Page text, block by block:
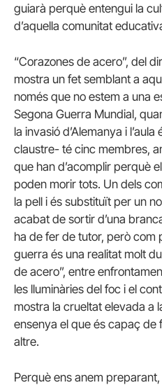
guiarà perquè entengui la
d’aquella comunitat
“Corazones de acero”, del
mostra un fet semblant a
només que no estem a una
Segona Guerra Mundial,
la invasió d’Alemanya i
claustre- té cinc membres,
que han d’acomplir perquè
poden morir tots. Un dels
la pell i és substituït per un
acabat de sortir d’una
ha de fer de tutor, però com
guerra és una realitat molt
de acero”, entre
les lluminàries del foc i el
mostra la crueltat elevada a
ensenya el que és capaç de
altre.
Perquè ens anem